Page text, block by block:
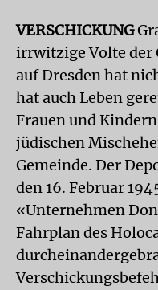
VERSCHICKUNG
irrwitzige Volte der
auf Dresden hat
hat auch Leben
Frauen und
jüdischen
Gemeinde. Der
den 16. Februar
«Unternehmen
Fahrplan des